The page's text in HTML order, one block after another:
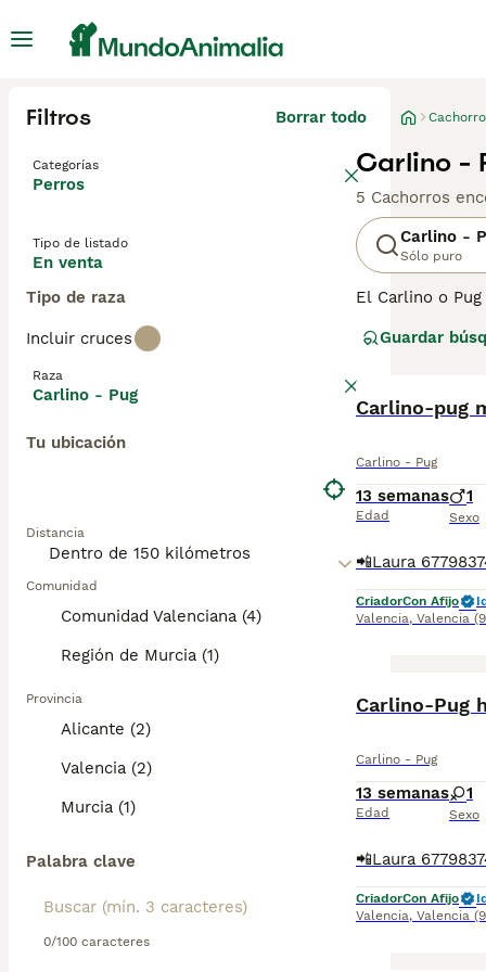
Filtros Borrar todo
Categorías
Perros
Tipo de listado
En venta
Tipo de raza
Incluir cruces
Raza
Carlino - Pug
Tu ubicación
Distancia
Comunidad
Comunidad Valenciana (4)
Región de Murcia (1)
Provincia
Alicante (2)
Valencia (2)
Murcia (1)
Palabra clave
0/100 caracteres
Carlino -
5 Cachorros
Carlino -
Sólo puro
El Carlino o
hace siglos.
Guardar
Carlino-pug
Carlino - Pug
13 semanas
Edad
1
Sexo
CriadorCon Afijo
Valencia, Valencia
Carlino-Pug
Carlino - Pug
13 semanas
Edad
1
Sexo
CriadorCon Afijo
Valencia, Valencia